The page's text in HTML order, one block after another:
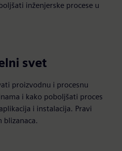
inženjerske procese u
svet
proizvodnu i procesnu
i kako poboljšati proces
i instalacija. Pravi